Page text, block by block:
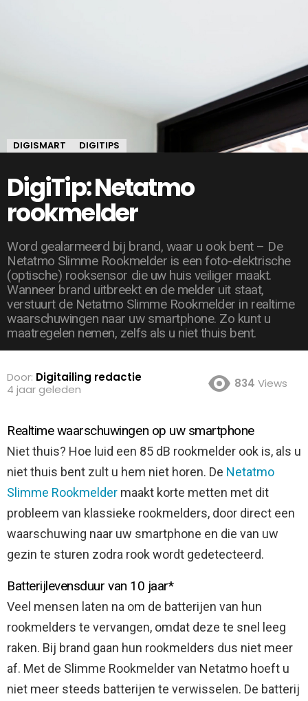
DIGISMART DIGITIPS
DigiTip: Netatmo
rookmelder
Word gealarmeerd bij brand, waar u ook bent – De
Netatmo Slimme Rookmelder is een foto-elektrische
(optische) rooksensor die uw huis veiliger maakt.
Wanneer brand uitbreekt en de melder uit staat,
verstuurt de Netatmo Slimme Rookmelder in realtime
waarschuwingen naar uw smartphone. Zo kunt u
maatregelen nemen, zelfs als u niet thuis bent.
Door: Digitailing redactie
4 jaar geleden
834 Views
Realtime waarschuwingen op uw smartphone
Niet thuis? Hoe luid een 85 dB rookmelder ook is, als u
niet thuis bent zult u hem niet horen. De Netatmo
Slimme Rookmelder maakt korte metten met dit
probleem van klassieke rookmelders, door direct een
waarschuwing naar uw smartphone en die van uw
gezin te sturen zodra rook wordt gedetecteerd.
Batterijlevensduur van 10 jaar*
Veel mensen laten na om de batterijen van hun
rookmelders te vervangen, omdat deze te snel leeg
raken. Bij brand gaan hun rookmelders dus niet meer
af. Met de Slimme Rookmelder van Netatmo hoeft u
niet meer steeds batterijen te verwisselen. De batterij